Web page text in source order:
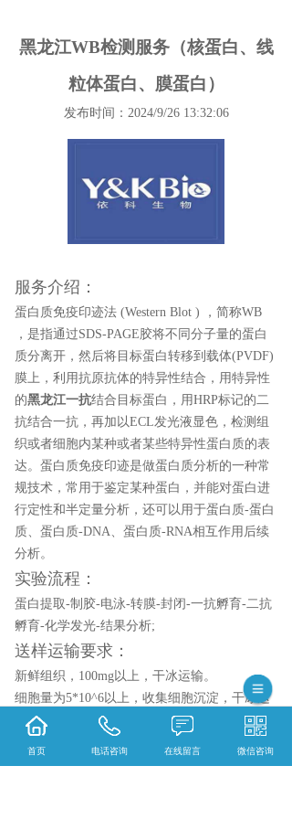
黑龙江WB检测服务（核蛋白、线
粒体蛋白、膜蛋白）
发布时间：2024/9/26 13:32:06
服务介绍：
蛋白质免疫印迹法 (Western Blot ) ，简称WB
，是指通过SDS-PAGE胶将不同分子量的蛋白
质分离开，然后将目标蛋白转移到载体(PVDF)
膜上，利用抗原抗体的特异性结合，用特异性
的黑龙江一抗结合目标蛋白，用HRP标记的二
抗结合一抗，再加以ECL发光液显色，检测组
织或者细胞内某种或者某些特异性蛋白质的表
达。蛋白质免疫印迹是做蛋白质分析的一种常
规技术，常用于鉴定某种蛋白，并能对蛋白进
行定性和半定量分析，还可以用于蛋白质-蛋白
质、蛋白质-DNA、蛋白质-RNA相互作用后续
分析。
实验流程：
蛋白提取-制胶-电泳-转膜-封闭-一抗孵育-二抗
孵育-化学发光-结果分析;
送样运输要求：
新鲜组织，100mg以上，干冰运输。
细胞量为5*10^6以上，收集细胞沉淀，干冰运
输。
相关标签： 蛋白服务 WB检测服务（核蛋白,线
首页 电话咨询 在线留言 微信咨询